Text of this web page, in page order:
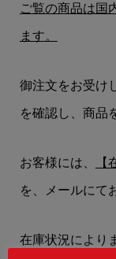
ご覧の商品は国
ます。
御注文をお受け
を確認し、商品
お客様には、 【
を、メールにて
在庫状況により